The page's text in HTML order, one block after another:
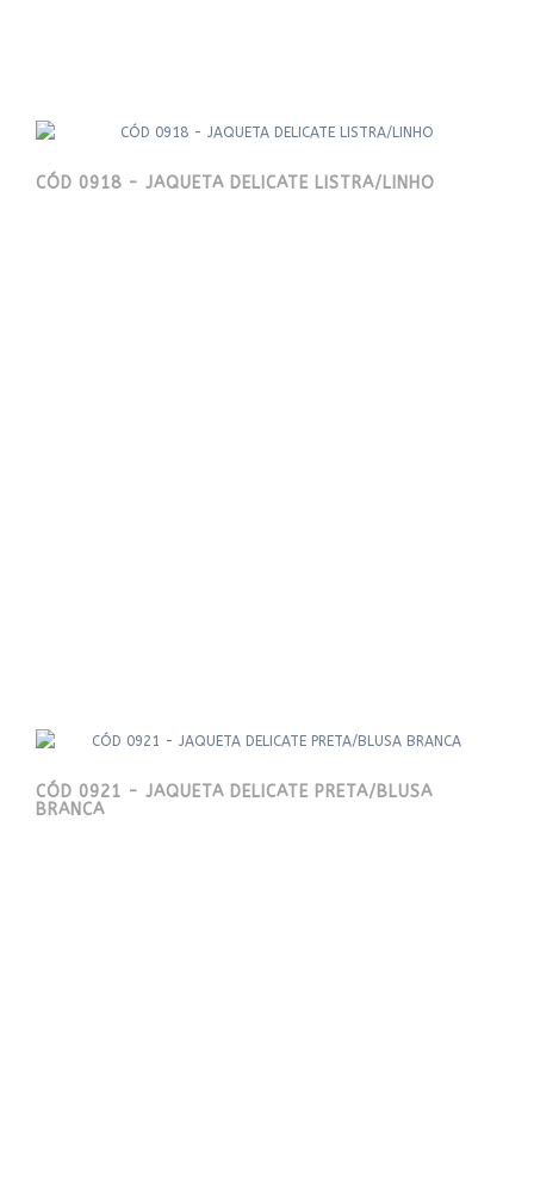
CÓD 0918 - JAQUETA DELICATE LISTRA/LINHO
CÓD 0921 - JAQUETA DELICATE PRETA/BLUSA
BRANCA